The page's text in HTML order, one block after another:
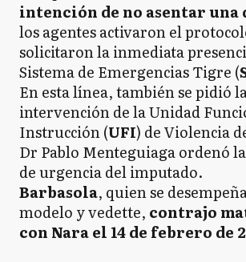
intención de no asentar una
los agentes activaron el
solicitaron la inmediata
Sistema de Emergencias Tigre (
En esta línea, también se pidió
intervención de la Unidad
Instrucción (UFI) de Violencia
Dr Pablo Menteguiaga ordenó
de urgencia del imputado.
Barbasola, quien se
modelo y vedette, contrajo
con Nara el 14 de febrero de